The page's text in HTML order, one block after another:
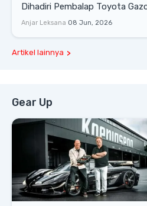
Dihadiri Pembalap Toyota
Racing
Anjar Leksana 08 Jun, 2026
Artikel lainnya
Gear Up